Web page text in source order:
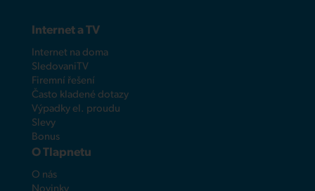
Internet a TV
Internet na doma
SledovaniTV
Firemní řešení
Často kladené dotazy
Výpadky el. proudu
Slevy
Bonus
O Tlapnetu
O nás